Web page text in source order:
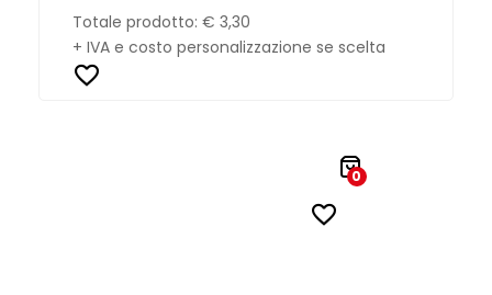
Totale prodotto: € 3,30
+ IVA e costo personalizzazione se scelta
0